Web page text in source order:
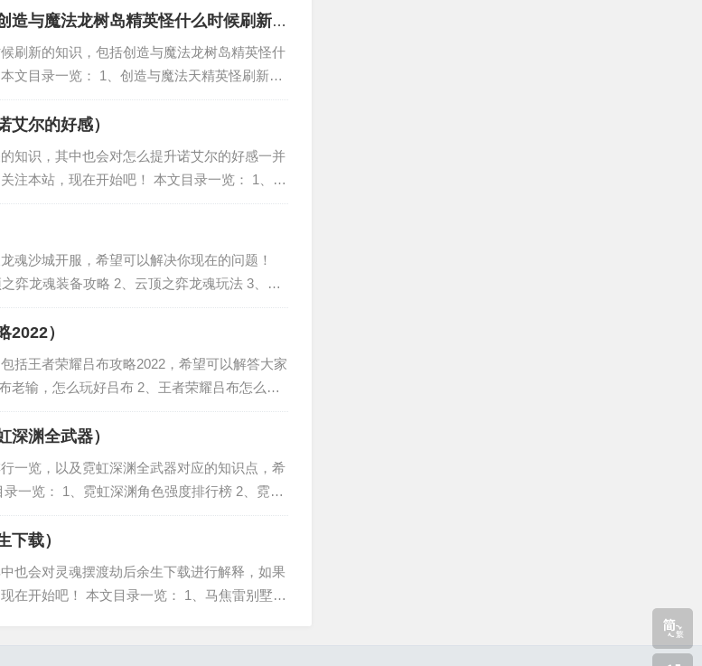
造与魔法龙树岛精英怪什么时候刷新一
刷新的知识，包括创造与魔法龙树岛精英怪什
文目录一览： 1、创造与魔法天精英怪刷新点
英怪刷新时间 4、创造与魔法龙树岛符文幽魂
尔的好感）
知识，其中也会对怎么提升诺艾尔的好感一并
注本站，现在开始吧！ 本文目录一览： 1、诺
亚之心可可喜欢吃什么 4、诺亚之心幻灵搭配
魂沙城开服，希望可以解决你现在的问题！
弈龙魂装备攻略 2、云顶之弈龙魂玩法 3、
略 云顶之弈龙魂怎么配装备 云顶之弈龙魂装
2022）
括王者荣耀吕布攻略2022，希望可以解答大家
老输，怎么玩好吕布 2、王者荣耀吕布怎么玩
有什么使用技巧 5、王者荣耀吕布使用攻略
深渊全武器）
一览，以及霓虹深渊全武器对应的知识点，希
一览： 1、霓虹深渊角色强度排行榜 2、霓虹
《霓虹深渊》枪械排名是什么？ 5、霓虹深渊
下载）
也会对灵魂摆渡劫后余生下载进行解释，如果
在开始吧！ 本文目录一览： 1、马焦雷别墅屋